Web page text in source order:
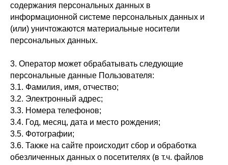
содержания персональных данных в
информационной системе персональных данных и
(или) уничтожаются материальные носители
персональных данных.
3. Оператор может обрабатывать следующие
персональные данные Пользователя:
3.1. Фамилия, имя, отчество;
3.2. Электронный адрес;
3.3. Номера телефонов;
3.4. Год, месяц, дата и место рождения;
3.5. Фотографии;
3.6. Также на сайте происходит сбор и обработка
обезличенных данных о посетителях (в т.ч. файлов